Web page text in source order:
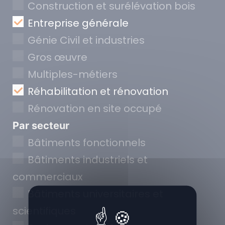
Construction et surélévation bois
Entreprise générale
Génie Civil et industries
Gros œuvre
Multiples-métiers
Réhabilitation et rénovation
Rénovation en site occupé
Par secteur
Bâtiments fonctionnels
Bâtiments industriels et
commerciaux
Bâtiments universitaires et
scientifiques